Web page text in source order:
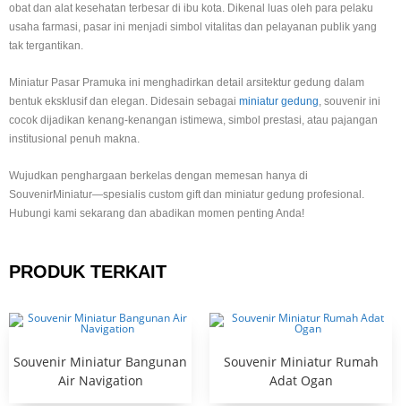
obat dan alat kesehatan terbesar di ibu kota. Dikenal luas oleh para pelaku
usaha farmasi, pasar ini menjadi simbol vitalitas dan pelayanan publik yang
tak tergantikan.
Miniatur Pasar Pramuka ini menghadirkan detail arsitektur gedung dalam
bentuk eksklusif dan elegan. Didesain sebagai miniatur gedung , souvenir ini
cocok dijadikan kenang-kenangan istimewa, simbol prestasi, atau pajangan
institusional penuh makna.
Wujudkan penghargaan berkelas dengan memesan hanya di
SouvenirMiniatur—spesialis custom gift dan miniatur gedung profesional.
Hubungi kami sekarang dan abadikan momen penting Anda!
PRODUK TERKAIT
Souvenir Miniatur Bangunan
Air Navigation
Souvenir Miniatur Rumah
Adat Ogan